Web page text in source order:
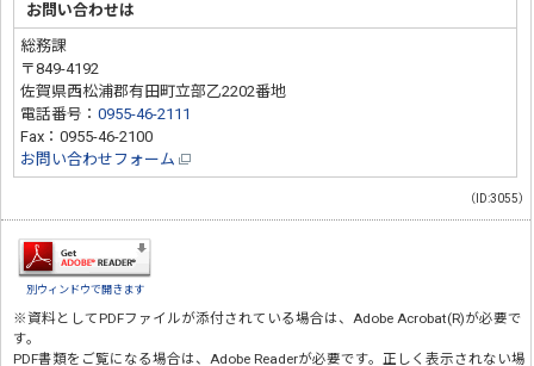
お問い合わせは
総務課
〒849-4192
佐賀県西松浦郡有田町立部乙2202番地
電話番号：0955-46-2111
Fax：0955-46-2100
お問い合わせフォーム
（ID:3055）
別ウィンドウで開きます
※資料としてPDFファイルが添付されている場合は、 Adobe Acrobat(R)が必要で
す。
PDF書類をご覧になる場合は、 Adobe Readerが必要です。正しく表示されない場